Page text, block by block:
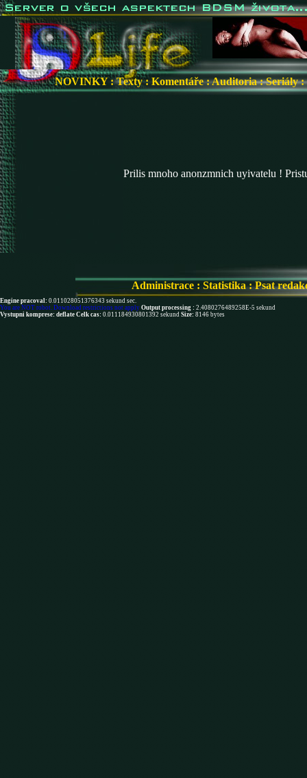
NOVINKY:Texty: Komentáře:Auditoria:Seriály:
Prilis mnoho anonzmnich uyivatelu !
Administrace : Statistika:Psat
Engine pracoval: 0.011028051376343 sekund sec.
You are NOT robot. Download restrictions not apply Output processing : 2.4080276489258E-5 sekund
Vystupni komprese: deflate Celk cas: 0.011184930801392 sekund Size: 8146 bytes